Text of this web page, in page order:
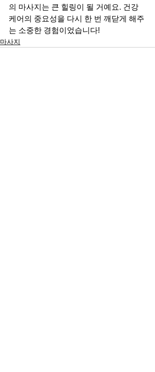
의 마사지는 큰 힐링이 될 거예요. 건강
케어의 중요성을 다시 한 번 깨닫게 해주
는 소중한 경험이었습니다!
마사지